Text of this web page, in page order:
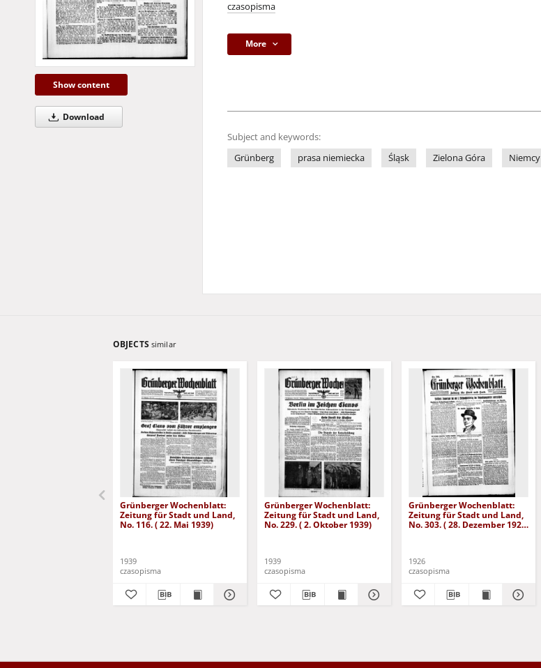
Show content
Download
czasopisma
More
Subject and keywords:
Grünberg
prasa niemiecka Śląsk Zielona Góra Niemcy
OBJECTS similar
Grünberger Wochenblatt:
Zeitung für Stadt und Land,
No. 116. ( 22. Mai 1939)
1939
czasopisma
Grünberger Wochenblatt:
Zeitung für Stadt und Land,
No. 229. ( 2. Oktober 1939)
1939
czasopisma
Grünberger Wochenblatt:
Zeitung für Stadt und Land,
No. 303. ( 28. Dezember 1926
1926
czasopisma